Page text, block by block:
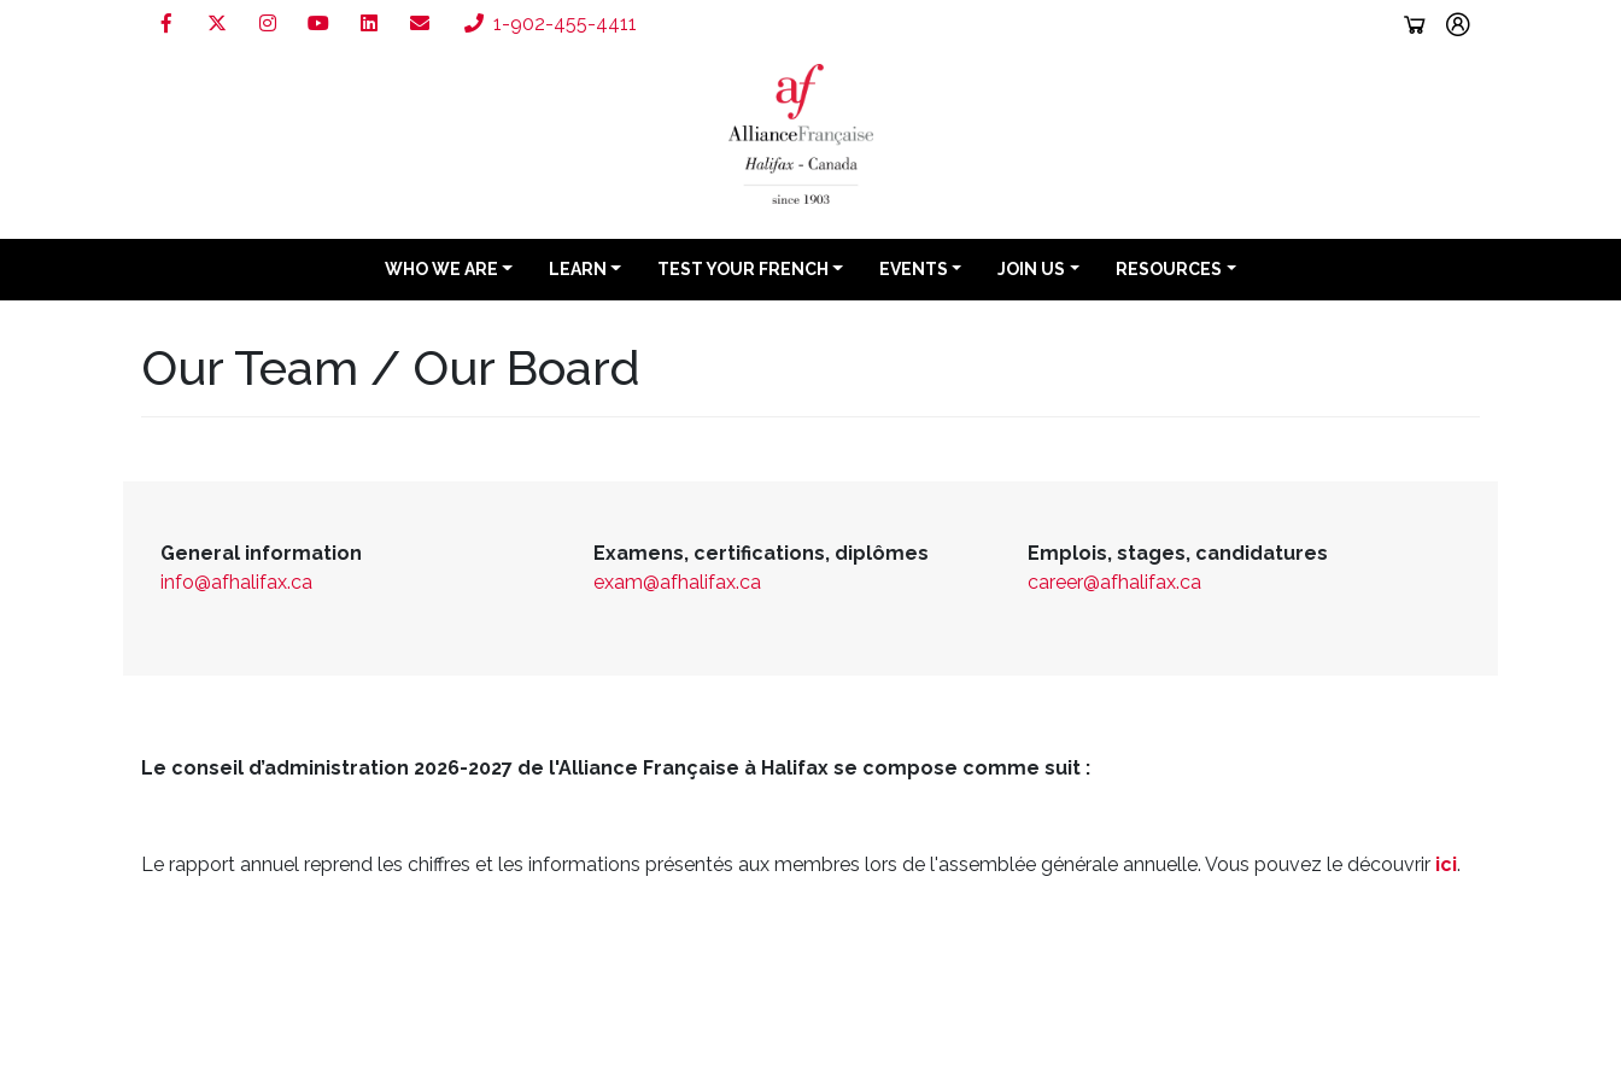
1-902-455-4411
WHO WE ARE LEARN TEST YOUR FRENCH EVENTS JOIN US RESOURCES
Our Team / Our Board
General information
info@afhalifax.ca
Examens, certifications, diplômes
exam@afhalifax.ca
Emplois, stages, candidatures
career@afhalifax.ca
Le conseil d’administration 2026-2027 de l'Alliance Française à Halifax se compose comme suit :
Le rapport annuel reprend les chiffres et les informations présentés aux membres lors de l'assemblée générale annuelle. Vous pouvez le découvrir ici.